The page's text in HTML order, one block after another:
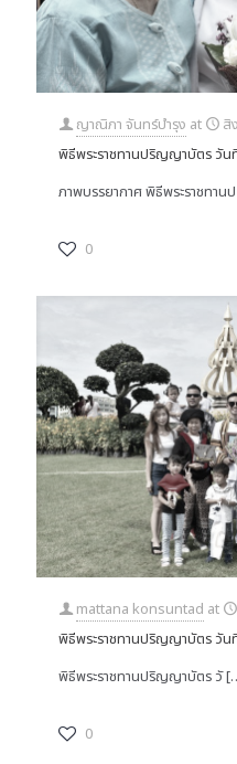
ญาณิภา จันทร์บำรุง at
สิ
พิธีพระราชทานปริญญาบัตร วัน
ภาพบรรยากาศ พิธีพระราชทานป
0
mattana konsuntad at
พิธีพระราชทานปริญญาบัตร วัน
พิธีพระราชทานปริญญาบัตร วั
0